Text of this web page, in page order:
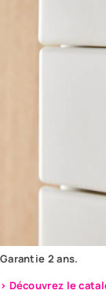
Garantie 2 ans.
> Découvrez le